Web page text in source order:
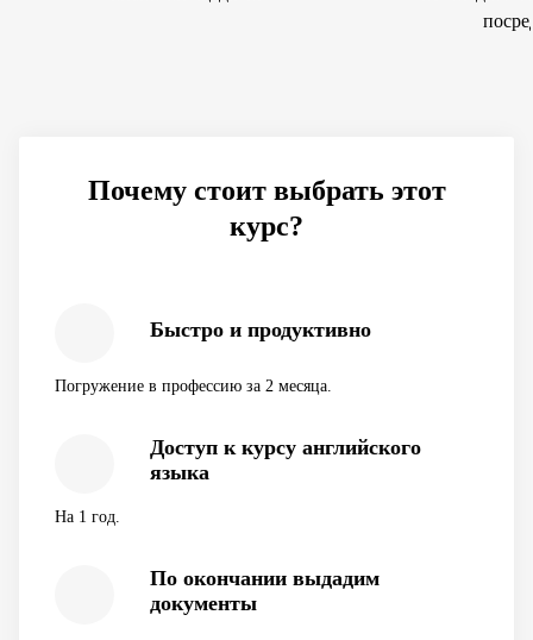
Почему стоит выбрать этот
курс?
Быстро и продуктивно
Погружение в профессию за 2 месяца.
Доступ к курсу английского
языка
На 1 год.
По окончании выдадим
документы